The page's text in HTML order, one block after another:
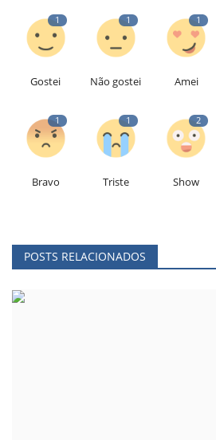
1
Gostei
1
Não gostei
1
Amei
1
Bravo
1
Triste
2
Show
POSTS RELACIONADOS